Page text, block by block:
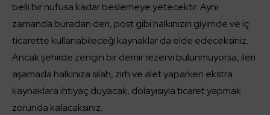
belli bir nüfusa kadar beslemeye yetecektir. Aynı
zamanda buradan deri, post gibi halkınızın giyimde ve iç
ticarette kullanabileceği kaynaklar da elde edeceksiniz.
Ancak şehirde zengin bir demir rezervi bulunmuyorsa, ileri
aşamada halkınıza silah, zırh ve alet yaparken ekstra
kaynaklara ihtiyaç duyacak, dolayısıyla ticaret yapmak
zorunda kalacaksınız.